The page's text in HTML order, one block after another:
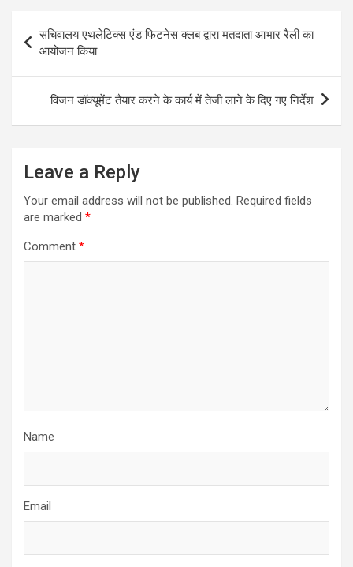
navigation
सचिवालय एथलेटिक्स एंड फिटनेस क्लब द्वारा मतदाता आभार रैली का
आयोजन किया
विजन डॉक्यूमेंट तैयार करने के कार्य में तेजी लाने के दिए गए निर्देश
Leave a Reply
Your email address will not be published. Required fields
are marked *
Comment *
Name
Email